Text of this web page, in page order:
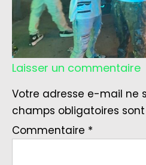
Laisser un commentaire
Votre adresse e-mail ne
champs obligatoires
Commentaire *